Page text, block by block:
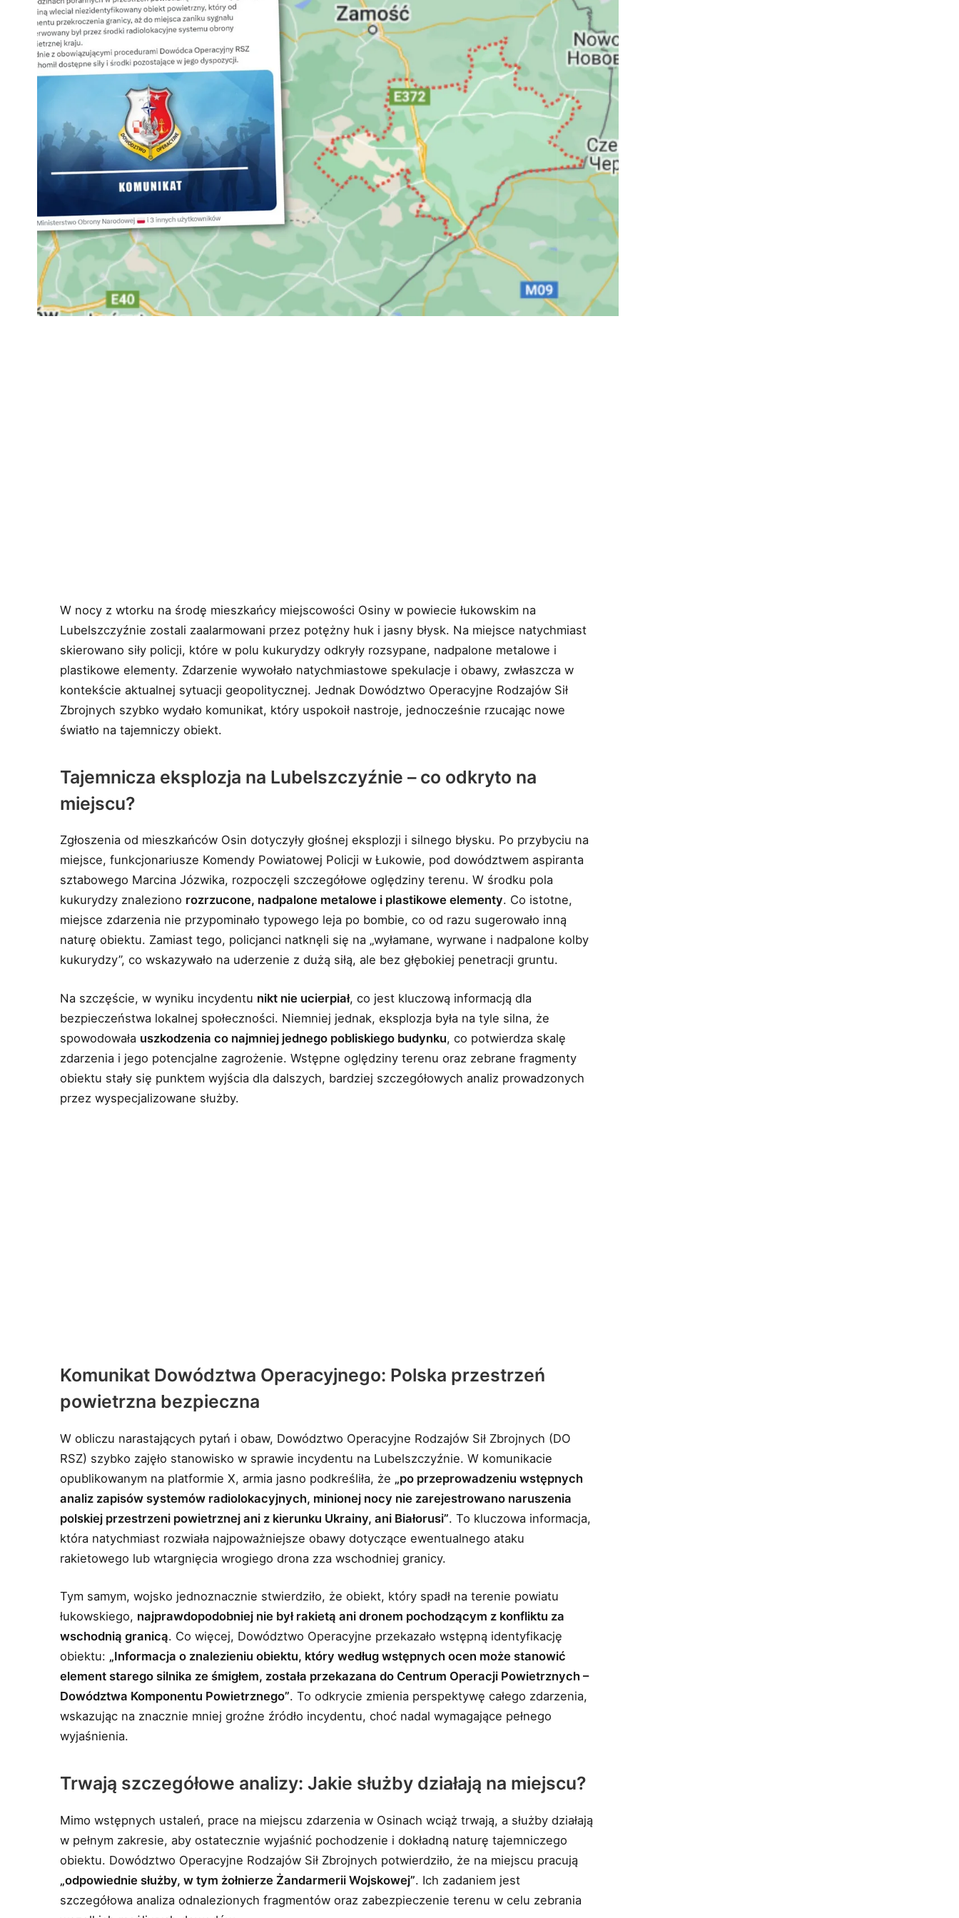
W nocy z wtorku na środę mieszkańcy miejscowości Osiny w powiecie łukowskim na
Lubelszczyźnie zostali zaalarmowani przez potężny huk i jasny błysk. Na miejsce natychmiast
skierowano siły policji, które w polu kukurydzy odkryły rozsypane, nadpalone metalowe i
plastikowe elementy. Zdarzenie wywołało natychmiastowe spekulacje i obawy, zwłaszcza w
kontekście aktualnej sytuacji geopolitycznej. Jednak Dowództwo Operacyjne Rodzajów Sił
Zbrojnych szybko wydało komunikat, który uspokoił nastroje, jednocześnie rzucając nowe
światło na tajemniczy obiekt.
Tajemnicza eksplozja na Lubelszczyźnie – co odkryto na
miejscu?
Zgłoszenia od mieszkańców Osin dotyczyły głośnej eksplozji i silnego błysku. Po przybyciu na
miejsce, funkcjonariusze Komendy Powiatowej Policji w Łukowie, pod dowództwem aspiranta
sztabowego Marcina Józwika, rozpoczęli szczegółowe oględziny terenu. W środku pola
kukurydzy znaleziono rozrzucone, nadpalone metalowe i plastikowe elementy. Co istotne,
miejsce zdarzenia nie przypominało typowego leja po bombie, co od razu sugerowało inną
naturę obiektu. Zamiast tego, policjanci natknęli się na „wyłamane, wyrwane i nadpalone kolby
kukurydzy”, co wskazywało na uderzenie z dużą siłą, ale bez głębokiej penetracji gruntu.
Na szczęście, w wyniku incydentu nikt nie ucierpiał, co jest kluczową informacją dla
bezpieczeństwa lokalnej społeczności. Niemniej jednak, eksplozja była na tyle silna, że
spowodowała uszkodzenia co najmniej jednego pobliskiego budynku, co potwierdza skalę
zdarzenia i jego potencjalne zagrożenie. Wstępne oględziny terenu oraz zebrane fragmenty
obiektu stały się punktem wyjścia dla dalszych, bardziej szczegółowych analiz prowadzonych
przez wyspecjalizowane służby.
Komunikat Dowództwa Operacyjnego: Polska przestrzeń
powietrzna bezpieczna
W obliczu narastających pytań i obaw, Dowództwo Operacyjne Rodzajów Sił Zbrojnych (DO
RSZ) szybko zajęło stanowisko w sprawie incydentu na Lubelszczyźnie. W komunikacie
opublikowanym na platformie X, armia jasno podkreśliła, że „po przeprowadzeniu wstępnych
analiz zapisów systemów radiolokacyjnych, minionej nocy nie zarejestrowano naruszenia
polskiej przestrzeni powietrznej ani z kierunku Ukrainy, ani Białorusi”. To kluczowa informacja,
która natychmiast rozwiała najpoważniejsze obawy dotyczące ewentualnego ataku
rakietowego lub wtargnięcia wrogiego drona zza wschodniej granicy.
Tym samym, wojsko jednoznacznie stwierdziło, że obiekt, który spadł na terenie powiatu
łukowskiego, najprawdopodobniej nie był rakietą ani dronem pochodzącym z konfliktu za
wschodnią granicą. Co więcej, Dowództwo Operacyjne przekazało wstępną identyfikację
obiektu: „Informacja o znalezieniu obiektu, który według wstępnych ocen może stanowić
element starego silnika ze śmigłem, została przekazana do Centrum Operacji Powietrznych –
Dowództwa Komponentu Powietrznego”. To odkrycie zmienia perspektywę całego zdarzenia,
wskazując na znacznie mniej groźne źródło incydentu, choć nadal wymagające pełnego
wyjaśnienia.
Trwają szczegółowe analizy: Jakie służby działają na miejscu?
Mimo wstępnych ustaleń, prace na miejscu zdarzenia w Osinach wciąż trwają, a służby działają
w pełnym zakresie, aby ostatecznie wyjaśnić pochodzenie i dokładną naturę tajemniczego
obiektu. Dowództwo Operacyjne Rodzajów Sił Zbrojnych potwierdziło, że na miejscu pracują
„odpowiednie służby, w tym żołnierze Żandarmerii Wojskowej”. Ich zadaniem jest
szczegółowa analiza odnalezionych fragmentów oraz zabezpieczenie terenu w celu zebrania